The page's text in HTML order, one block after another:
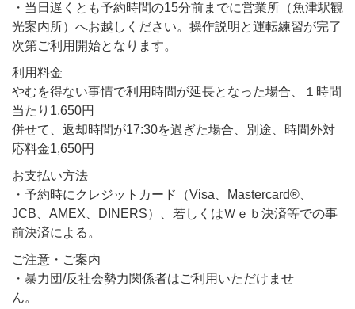
・当日遅くとも予約時間の15分前までに営業所（魚津駅観
光案内所）へお越しください。操作説明と運転練習が完了
次第ご利用開始となります。
利用料金
やむを得ない事情で利用時間が延長となった場合、１時間
当たり1,650円
併せて、返却時間が17:30を過ぎた場合、別途、時間外対
応料金1,650円
お支払い方法
・予約時にクレジットカード（Visa、Mastercard®、
JCB、AMEX、DINERS）、若しくはＷｅｂ決済等での事
前決済による。
ご注意・ご案内
・暴力団/反社会勢力関係者はご利用いただけませ
ん。